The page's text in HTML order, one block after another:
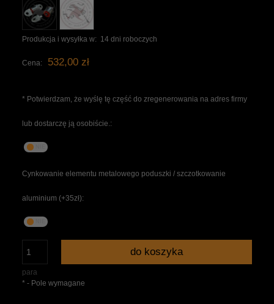
Produkcja i wysyłka w: 14 dni roboczych
Cena: 532,00 zł
* Potwierdzam, że wyślę tę część do zregenerowania na adres firmy
lub dostarczę ją osobiście.:
Cynkowanie elementu metalowego poduszki / szczotkowanie
aluminium (+35zł):
para
do koszyka
* - Pole wymagane